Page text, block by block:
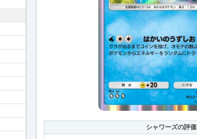
シャワーズの評価